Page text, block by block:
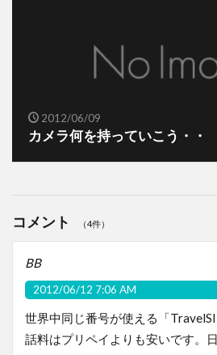
2012/06/09
カメラ何を持っていこう・・
コメント （4件）
BB
2012/06/12 7:06 AM
世界中同じ番号が使える「
話料はプリペイよりも安いです。